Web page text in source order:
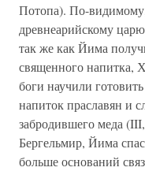
Потопа). По-
древнеарийскому
так же как Йима
священного напитка,
боги научили
напиток праславян и
забродившего меда
Бергельмир, Йима
больше оснований